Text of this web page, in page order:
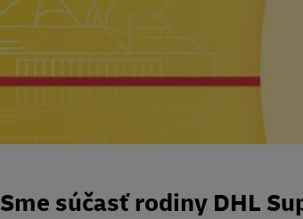
Sme súčasť rodiny DHL